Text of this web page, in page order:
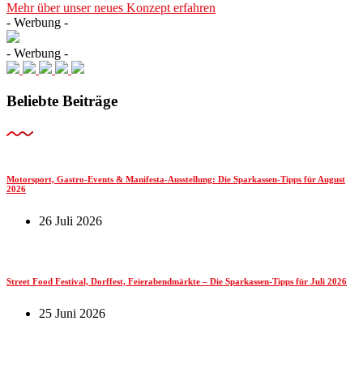
Mehr über unser neues Konzept erfahren
- Werbung -
- Werbung -
Beliebte Beiträge
Motorsport, Gastro-Events & Manifesta-Ausstellung: Die Sparkassen-Tipps für August
2026
26 Juli 2026
Street Food Festival, Dorffest, Feierabendmärkte – Die Sparkassen-Tipps für Juli 2026
25 Juni 2026